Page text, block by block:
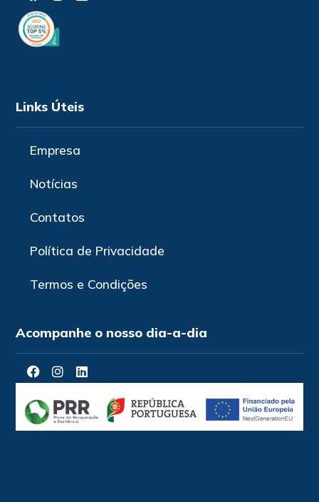
Links Úteis
Empresa
Notícias
Contatos
Política de Privacidade
Termos e Condições
Acompanhe o nosso dia-a-dia